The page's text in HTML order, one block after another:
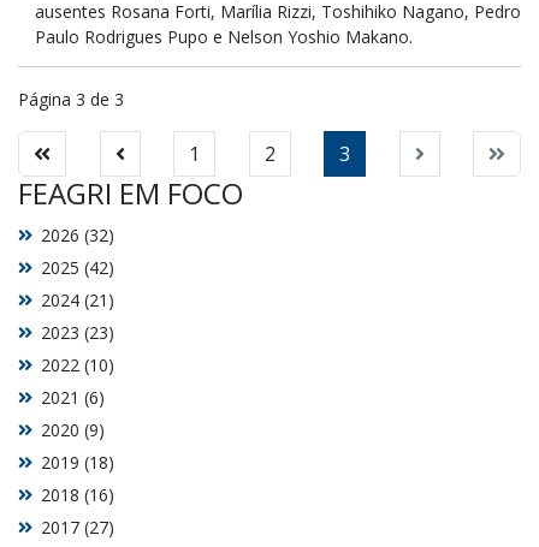
ausentes Rosana Forti, Marília Rizzi, Toshihiko Nagano, Pedro
Paulo Rodrigues Pupo e Nelson Yoshio Makano.
Página 3 de 3
1 2 3
FEAGRI EM FOCO
2017 (27)
2018 (16)
2019 (18)
2020 (9)
2021 (6)
2022 (10)
2023 (23)
2024 (21)
2025 (42)
2026 (32)